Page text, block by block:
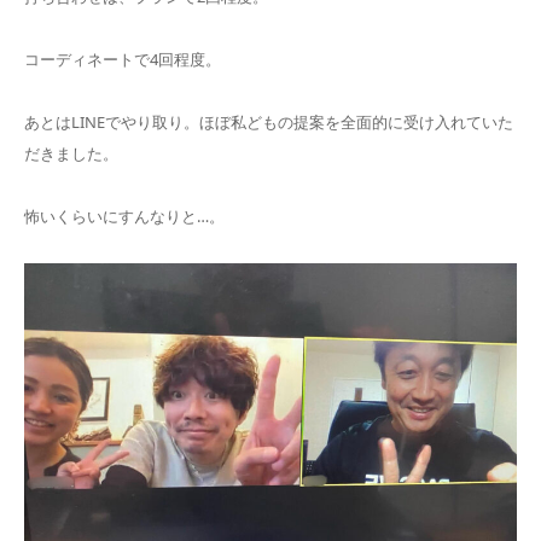
コーディネートで4回程度。
あとはLINEでやり取り。ほぼ私どもの提案を全面的に受け入れていた
だきました。
怖いくらいにすんなりと…。